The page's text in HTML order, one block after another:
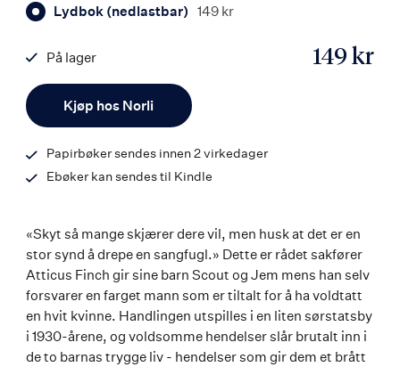
Lydbok (nedlastbar) 149 kr
Kjøp hos Norli
149 kr
På lager
9788242162533
Papirbøker sendes innen 2 virkedager
Ebøker kan sendes til Kindle
«Skyt så mange skjærer dere vil, men husk at det er en
stor synd å drepe en sangfugl.» Dette er rådet sakfører
Atticus Finch gir sine barn Scout og Jem mens han selv
forsvarer en farget mann som er tiltalt for å ha voldtatt
en hvit kvinne. Handlingen utspilles i en liten sørstatsby
i 1930-årene, og voldsomme hendelser slår brutalt inn i
de to barnas trygge liv - hendelser som gir dem et brått